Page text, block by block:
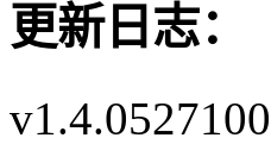
更新日志：